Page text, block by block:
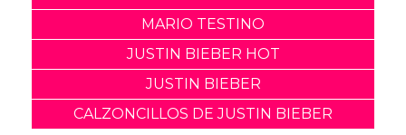
MARIO TESTINO
JUSTIN BIEBER HOT
JUSTIN BIEBER
CALZONCILLOS DE JUSTIN BIEBER